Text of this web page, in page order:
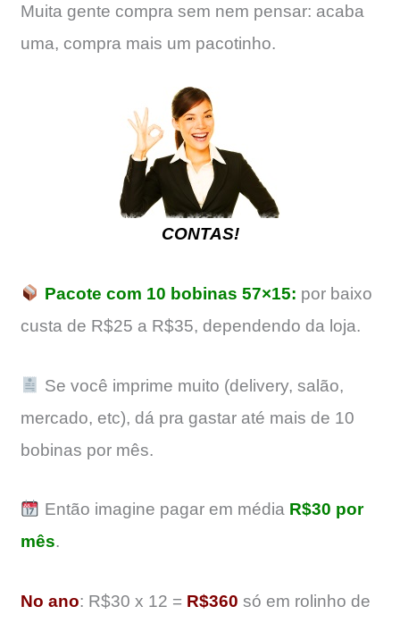
Muita gente compra sem nem pensar: acaba
uma, compra mais um pacotinho.
CONTAS!
Pacote com 10 bobinas 57×15: por baixo
custa de R$25 a R$35, dependendo da loja.
Se você imprime muito (delivery, salão,
mercado, etc), dá pra gastar até mais de 10
bobinas por mês.
Então imagine pagar em média R$30 por
mês.
No ano: R$30 x 12 = R$360 só em rolinho de